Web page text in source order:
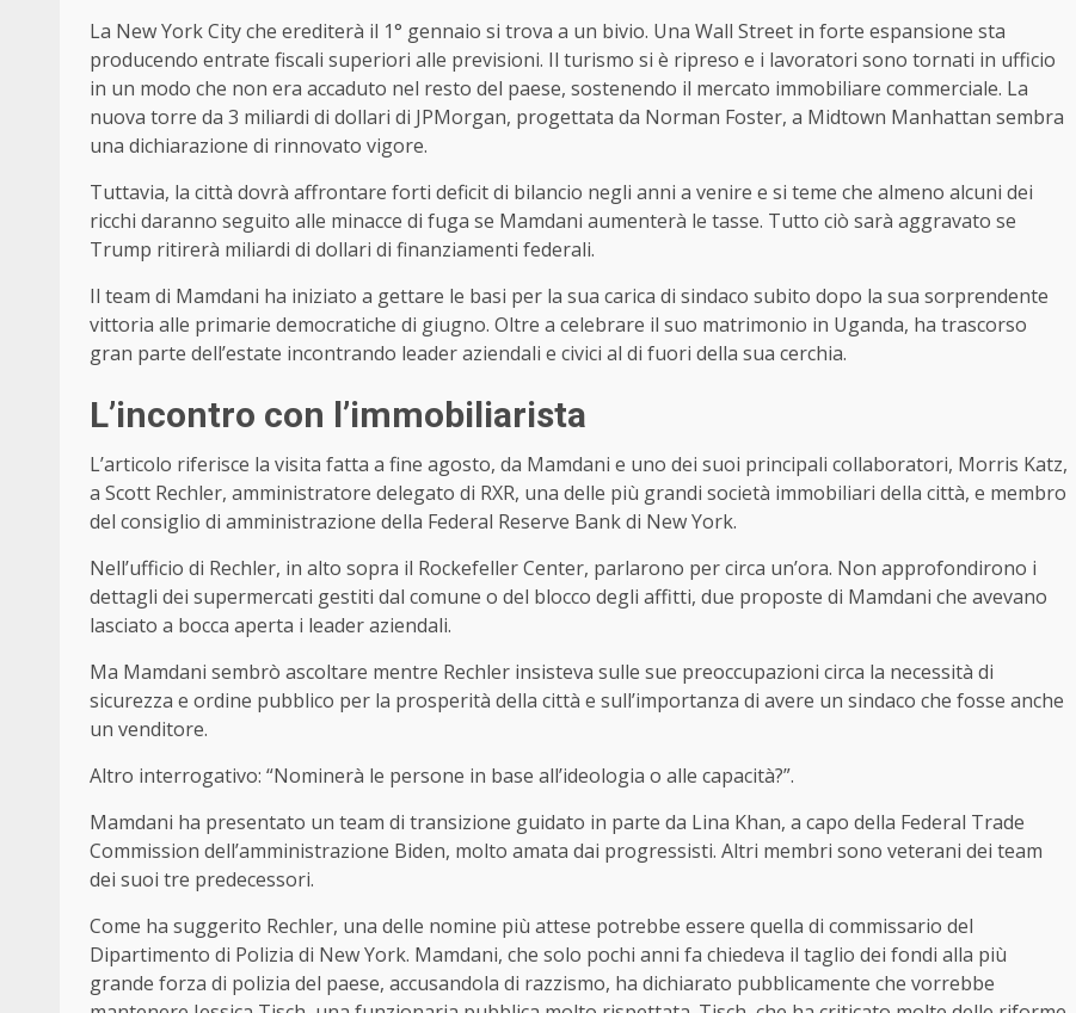
La New York City che erediterà il 1° gennaio si trova a un bivio. Una Wall Street in forte espansione sta
producendo entrate fiscali superiori alle previsioni. Il turismo si è ripreso e i lavoratori sono tornati in ufficio
in un modo che non era accaduto nel resto del paese, sostenendo il mercato immobiliare commerciale. La
nuova torre da 3 miliardi di dollari di JPMorgan, progettata da Norman Foster, a Midtown Manhattan sembra
una dichiarazione di rinnovato vigore.
Tuttavia, la città dovrà affrontare forti deficit di bilancio negli anni a venire e si teme che almeno alcuni dei
ricchi daranno seguito alle minacce di fuga se Mamdani aumenterà le tasse. Tutto ciò sarà aggravato se
Trump ritirerà miliardi di dollari di finanziamenti federali.
Il team di Mamdani ha iniziato a gettare le basi per la sua carica di sindaco subito dopo la sua sorprendente
vittoria alle primarie democratiche di giugno. Oltre a celebrare il suo matrimonio in Uganda, ha trascorso
gran parte dell’estate incontrando leader aziendali e civici al di fuori della sua cerchia.
L’incontro con l’immobiliarista
L’articolo riferisce la visita fatta a fine agosto, da Mamdani e uno dei suoi principali collaboratori, Morris Katz,
a Scott Rechler, amministratore delegato di RXR, una delle più grandi società immobiliari della città, e membro
del consiglio di amministrazione della Federal Reserve Bank di New York.
Nell’ufficio di Rechler, in alto sopra il Rockefeller Center, parlarono per circa un’ora. Non approfondirono i
dettagli dei supermercati gestiti dal comune o del blocco degli affitti, due proposte di Mamdani che avevano
lasciato a bocca aperta i leader aziendali.
Ma Mamdani sembrò ascoltare mentre Rechler insisteva sulle sue preoccupazioni circa la necessità di
sicurezza e ordine pubblico per la prosperità della città e sull’importanza di avere un sindaco che fosse anche
un venditore.
Altro interrogativo: “Nominerà le persone in base all’ideologia o alle capacità?”.
Mamdani ha presentato un team di transizione guidato in parte da Lina Khan, a capo della Federal Trade
Commission dell’amministrazione Biden, molto amata dai progressisti. Altri membri sono veterani dei team
dei suoi tre predecessori.
Come ha suggerito Rechler, una delle nomine più attese potrebbe essere quella di commissario del
Dipartimento di Polizia di New York. Mamdani, che solo pochi anni fa chiedeva il taglio dei fondi alla più
grande forza di polizia del paese, accusandola di razzismo, ha dichiarato pubblicamente che vorrebbe